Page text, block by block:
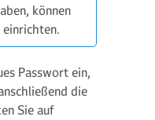
können
einrichten.
Passwort ein,
die
Sie auf